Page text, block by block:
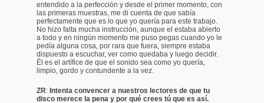
entendido a la perfección y desde el primer momento, con
las primeras muestras, me di cuenta de que sabía
perfectamente que es lo que yo quería para este trabajo.
No hizo falta mucha instrucción, aunque el estaba abierto
a todo y en ningún momento me puso pegas cuando yo le
pedía alguna cosa, por rara que fuera, siempre estaba
dispuesto a escuchar, ver como quedaba y luego decidir.
Él es el artífice de que el sonido sea como yo quería,
limpio, gordo y contundente a la vez.
ZR: Intenta convencer a nuestros lectores de que tu
disco merece la pena y por qué crees tú que es así.